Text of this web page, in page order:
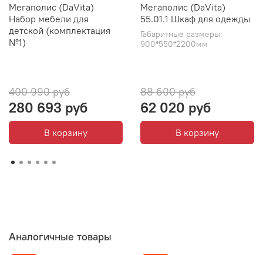
Мегаполис (DaVita)
Набор мебели для
детской (комплектация
№1)
400 990 руб
280 693 руб
В корзину
Мегаполис (DaVita)
55.01.1 Шкаф для одежды
Габаритные размеры:
900*550*2200мм
88 600 руб
62 020 руб
В корзину
Аналогичные товары